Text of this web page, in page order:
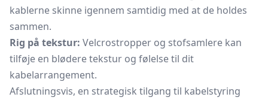
kablerne skinne igennem samtidig med at de holdes
sammen.
Rig på tekstur: Velcrostropper og stofsamlere kan
tilføje en blødere tekstur og følelse til dit
kabelarrangement.
Afslutningsvis, en strategisk tilgang til kabelstyring